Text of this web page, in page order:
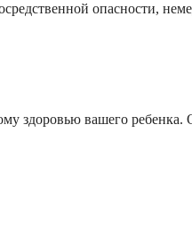
опасности,
здоровью вашего ребенка.